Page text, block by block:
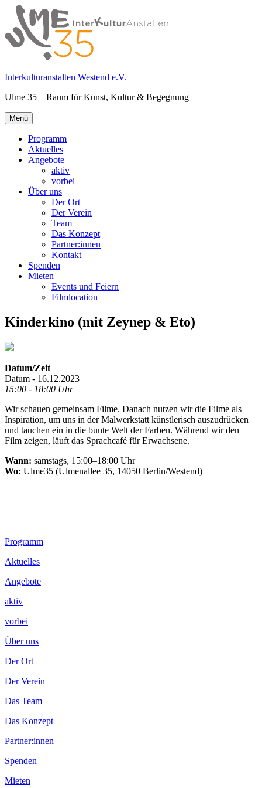
Springe
zum
Inhalt
Interkulturanstalten Westend e.V.
Ulme 35 – Raum für Kunst, Kultur & Begegnung
Primäres
Menü
Menü
Programm
Aktuelles
Angebote
aktiv
vorbei
Über uns
Der Ort
Der Verein
Team
Das Konzept
Partner:innen
Kontakt
Spenden
Mieten
Events und Feiern
Filmlocation
Kinderkino (mit Zeynep & Eto)
Datum/Zeit
Datum - 16.12.2023
15:00 - 18:00 Uhr
Wir schauen gemeinsam Filme. Danach nutzen wir die Filme als
Inspiration, um uns in der Malwerkstatt künstlerisch auszudrücken
und tauchen ein in die bunte Welt der Farben. Während wir den
Film zeigen, läuft das Sprachcafé für Erwachsene.
Wann: samstags, 15:00–18:00 Uhr
Wo: Ulme35 (Ulmenallee 35, 14050 Berlin/Westend)
Footer
Inhalt
Programm
Aktuelles
Angebote
aktiv
vorbei
Über uns
Der Ort
Der Verein
Das Team
Das Konzept
Partner:innen
Spenden
Mieten